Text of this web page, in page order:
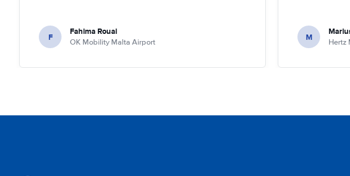
F Fahima Rouai
OK Mobility Malta Airport M Hertz